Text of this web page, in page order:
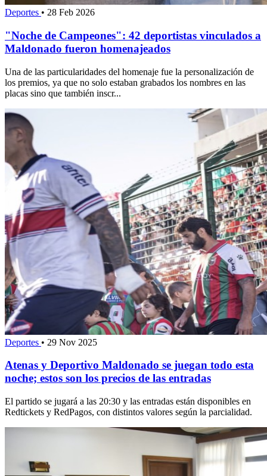
Deportes • 28 Feb 2026
"Noche de Campeones": 42 deportistas vinculados a
Maldonado fueron homenajeados
Una de las particularidades del homenaje fue la personalización de
los premios, ya que no solo estaban grabados los nombres en las
placas sino que también inscr...
Deportes • 29 Nov 2025
Atenas y Deportivo Maldonado se juegan todo esta
noche; estos son los precios de las entradas
El partido se jugará a las 20:30 y las entradas están disponibles en
Redtickets y RedPagos, con distintos valores según la parcialidad.